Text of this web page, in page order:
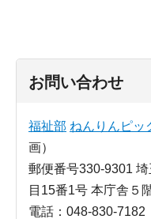
お問い合わせ
福祉部 ねんりんピッ
画）
郵便番号330-9301
目15番1号 本庁舎５
電話：048-830-7182